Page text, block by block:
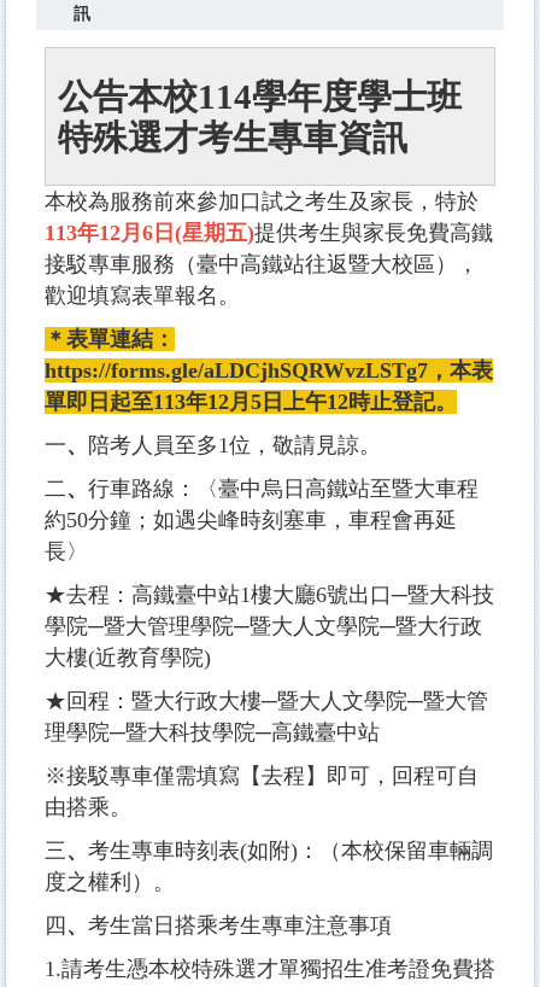
訊
公告本校114學年度學士班
特殊選才考生專車資訊
本校為服務前來參加口試之考生及家長，特於
113年12月6日(星期五)提供考生與家長免費高鐵
接駁專車服務（臺中高鐵站往返暨大校區），
歡迎填寫表單報名。
＊表單連結：
https://forms.gle/aLDCjhSQRWvzLSTg7 ，本表
單即日起至113年12月5日上午12時止登記。
一、
陪考人員至多1位，敬請見諒。
二、 行車路線：〈臺中烏日高鐵站至暨大車程
約50分鐘；如遇尖峰時刻塞車，車程會再延
長〉
★去程：高鐵臺中站1樓大廳6號出口─暨大科技
學院─暨大管理學院─暨大人文學院─暨大行政
大樓(近教育學院)
★回程：暨大行政大樓─暨大人文學院─暨大管
理學院─暨大科技學院─高鐵臺中站
※接駁專車僅需填寫【去程】即可，回程可自
由搭乘。
三、 考生專車時刻表(如附)：（本校保留車輛調
度之權利）。
四 、 考生當日搭乘考生專車注意事項
1.請考生憑本校特殊選才單獨招生准考證免費搭